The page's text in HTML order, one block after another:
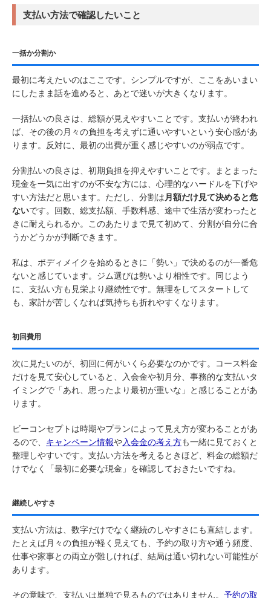
支払い方法で確認したいこと
一括か分割か
最初に考えたいのはここです。シンプルですが、ここをあいまい
にしたまま話を進めると、あとで迷いが大きくなります。
一括払いの良さは、総額が見えやすいことです。支払いが終われ
ば、その後の月々の負担を考えずに通いやすいという安心感があ
ります。反対に、最初の出費が重く感じやすいのが弱点です。
分割払いの良さは、初期負担を抑えやすいことです。まとまった
現金を一気に出すのが不安な方には、心理的なハードルを下げや
すい方法だと思います。ただし、分割は 月額だけ見て決めると危
ないです。回数、総支払額、手数料感、途中で生活が変わったと
きに耐えられるか。このあたりまで見て初めて、分割が自分に合
うかどうかが判断できます。
私は、ボディメイクを始めるときに「勢い」で決めるのが一番危
ないと感じています。ジム選びは勢いより相性です。同じよう
に、支払い方も見栄より継続性です。無理をしてスタートして
も、家計が苦しくなれば気持ちも折れやすくなります。
初回費用
次に見たいのが、初回に何がいくら必要なのかです。コース料金
だけを見て安心していると、入会金や初月分、事務的な支払いタ
イミングで「あれ、思ったより最初が重いな」と感じることがあ
ります。
ビーコンセプトは時期やプランによって見え方が変わることがあ
るので、 キャンペーン情報や入会金の考え方も一緒に見ておくと
整理しやすいです。支払い方法を考えるときほど、料金の総額だ
けでなく「最初に必要な現金」を確認しておきたいですね。
継続しやすさ
支払い方法は、数字だけでなく継続のしやすさにも直結します。
たとえば月々の負担が軽く見えても、予約の取り方や通う頻度、
仕事や家事との両立が難しければ、結局は通い切れない可能性が
あります。
その意味で、支払いは単独で見るものではありません。 予約の取